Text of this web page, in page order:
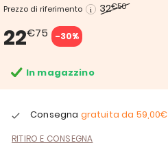
Prezzo di riferimento 32€50
22€75 -30%
In magazzino
Consegna gratuita da 59,00€
RITIRO E CONSEGNA